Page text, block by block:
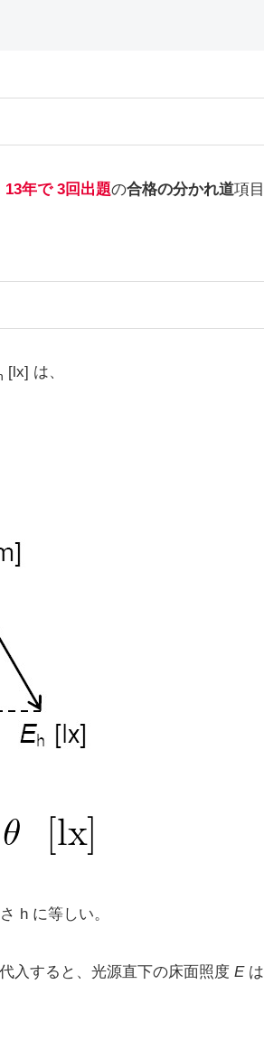
13年で 3回出題の合格の分かれ道項目
[lx] は、
h に等しい。
入すると、光源直下の床面照度 Eは